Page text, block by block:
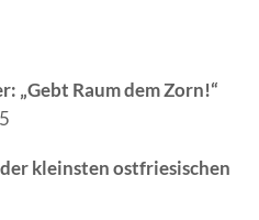
„Gebt Raum dem Zorn!“
kleinsten ostfriesischen